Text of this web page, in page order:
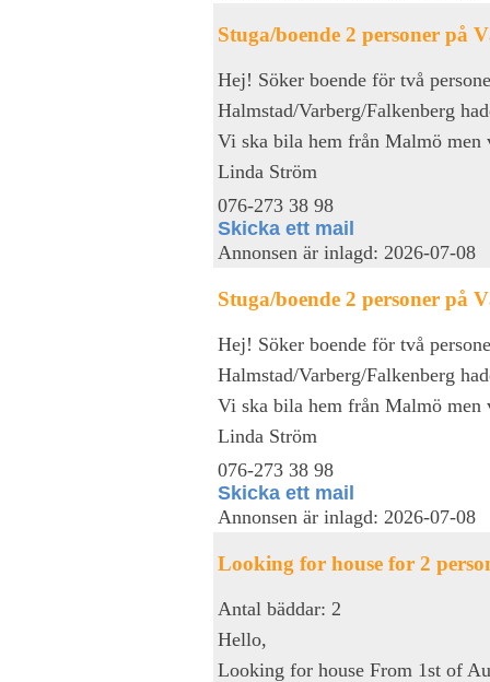
Stuga/boende 2 personer på
Hej! Söker boende för två
Halmstad/Varberg/Falkenberg
Vi ska bila hem från Malmö men
Linda Ström
076-273 38 98
Skicka ett mail
Annonsen är inlagd: 2026-07-08
Stuga/boende 2 personer på
Hej! Söker boende för två
Halmstad/Varberg/Falkenberg
Vi ska bila hem från Malmö men
Linda Ström
076-273 38 98
Skicka ett mail
Annonsen är inlagd: 2026-07-08
Looking for house for 2
Antal bäddar: 2
Hello,
Looking for house From 1st of